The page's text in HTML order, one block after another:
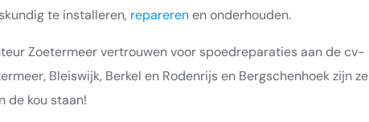
te installeren, reparerenen onderhouden.
Zoetermeer vertrouwen voor spoedreparaties aan de cv-
Bleiswijk, Berkel en Rodenrijs en Bergschenhoek zijn ze
de kou staan!